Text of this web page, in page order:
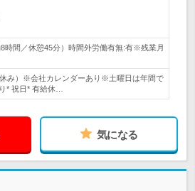
時間／休憩45分）時間外労働有無:有※残業月
み）※会社カレンダーあり※土曜日は年間で
* 祝日* 有給休…
気になる